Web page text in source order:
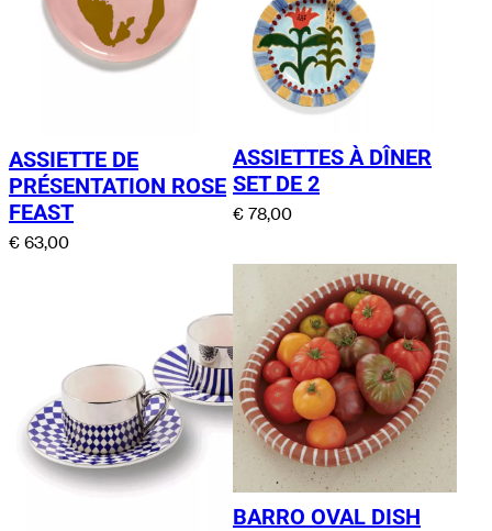
ASSIETTE DE
PRÉSENTATION ROSE
FEAST
€ 63,00
ASSIETTES À DÎNER
SET DE 2
€ 78,00
BARRO OVAL DISH